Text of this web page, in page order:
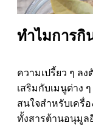
ทำไมการกิ
ความเปรี้ยว ๆ ล
เสริมกับเมนูต่าง
สนใจสำหรับเครื่
ทั้งสารต้านอนุมูล